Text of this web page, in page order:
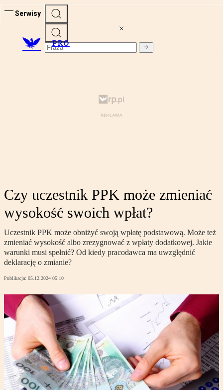
Serwisy
PRO
Czy uczestnik PPK może zmieniać
wysokość swoich wpłat?
Uczestnik PPK może obniżyć swoją wpłatę podstawową. Może też
zmieniać wysokość albo zrezygnować z wpłaty dodatkowej. Jakie
warunki musi spełnić? Od kiedy pracodawca ma uwzględnić
deklarację o zmianie?
Publikacja: 05.12.2024 05:10